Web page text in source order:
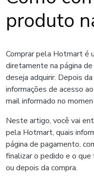
produto
Comprar pela Hotmart é
diretamente na página
deseja adquirir. Depois
informações de acesso
mail informado no
Neste artigo, você vai
pela Hotmart, quais
página de pagamento,
finalizar o pedido e o que
ou depois da compra.